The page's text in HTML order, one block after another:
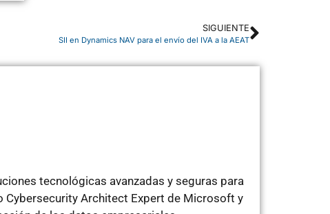
SIGUIENTE
SII en Dynamics NAV para el envío del IVA a la AEAT
tecnológicas avanzadas y seguras para
Cybersecurity Architect Expert de Microsoft y